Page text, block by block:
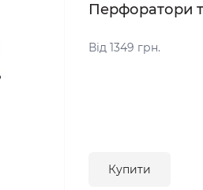
Перфоратори
Від 1349 грн.
Купити